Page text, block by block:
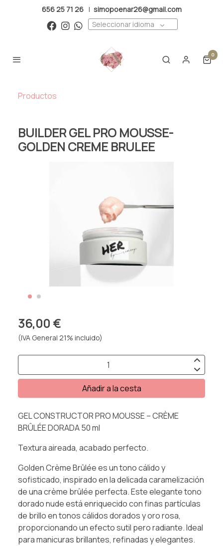
656 25 71 26 | simopoenar26@gmail.com
Seleccionar idioma
0
Productos
BUILDER GEL PRO MOUSSE-
GOLDEN CREME BRULEE
36,00 €
(IVA General 21% incluido)
Añadir a la cesta
GEL CONSTRUCTOR PRO MOUSSE – CRÈME
BRÛLÉE DORADA 50 ml
Textura aireada, acabado perfecto.
Golden Crème Brûlée es un tono cálido y
sofisticado, inspirado en la delicada caramelización
de una crème brûlée perfecta. Este elegante tono
dorado nude está enriquecido con finas partículas
de brillo en tonos cálidos dorados y oro rosa,
proporcionando un efecto sutil pero radiante. Ideal
para manicuras brillantes, refinadas y elegantes.